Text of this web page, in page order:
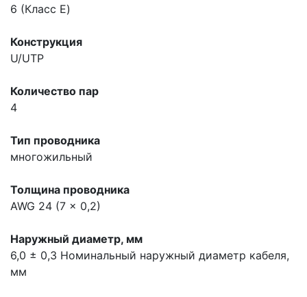
6 (Класс E)
Конструкция
U/UTP
Количество пар
4
Тип проводника
многожильный
Толщина проводника
AWG 24 (7 x 0,2)
Наружный диаметр, мм
6,0 ± 0,3 Номинальный наружный диаметр кабеля,
мм